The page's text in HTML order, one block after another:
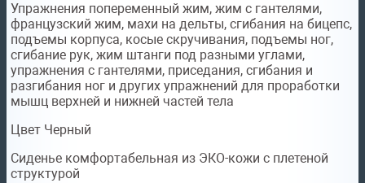
Упражнения попеременный жим, жим с гантелями,
французский жим, махи на дельты, сгибания на бицепс,
подъемы корпуса, косые скручивания, подъемы ног,
сгибание рук, жим штанги под разными углами,
упражнения с гантелями, приседания, сгибания и
разгибания ног и других упражнений для проработки
мышц верхней и нижней частей тела
Цвет Черный
Сиденье комфортабельная из ЭКО-кожи с плетеной
структурой